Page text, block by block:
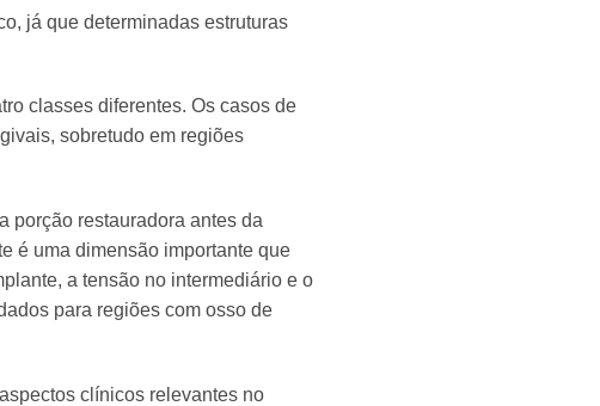
já que determinadas estruturas
classes diferentes. Os casos de
sobretudo em regiões
porção restauradora antes da
é uma dimensão importante que
a tensão no intermediário e o
para regiões com osso de
clínicos relevantes no